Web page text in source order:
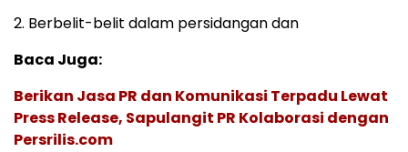
2. Berbelit-belit dalam persidangan dan
Baca Juga:
Berikan Jasa PR dan Komunikasi Terpadu Lewat
Press Release, Sapulangit PR Kolaborasi dengan
Persrilis.com